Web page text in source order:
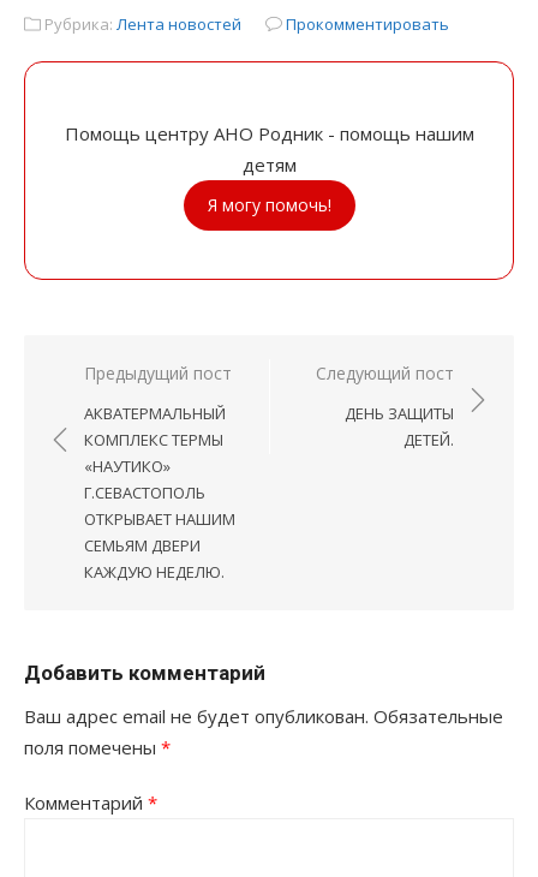
Рубрика: Лента новостей Прокомментировать
Помощь центру АНО Родник - помощь нашим
детям
Я могу помочь!
Навигация
записям
Предыдущий пост
АКВАТЕРМАЛЬНЫЙ
КОМПЛЕКС ТЕРМЫ
«НАУТИКО»
Г.СЕВАСТОПОЛЬ
ОТКРЫВАЕТ НАШИМ
СЕМЬЯМ ДВЕРИ
КАЖДУЮ НЕДЕЛЮ.
Следующий пост
ДЕНЬ ЗАЩИТЫ
ДЕТЕЙ.
Добавить комментарий
Ваш адрес email не будет опубликован. Обязательные
поля помечены *
Комментарий *